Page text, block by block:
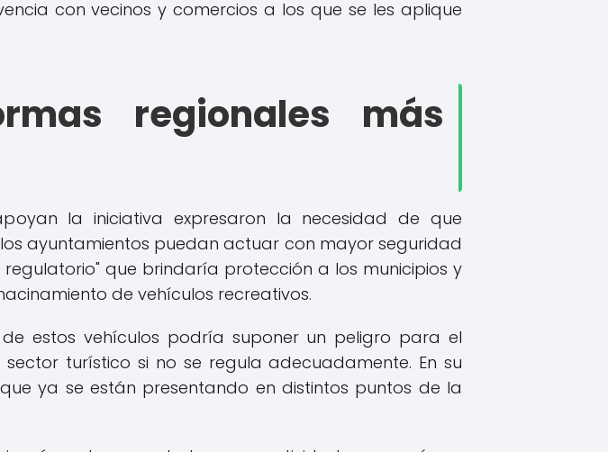
con vecinos y comercios a los que se les aplique
regionales más
la iniciativa expresaron la necesidad de que
ayuntamientos puedan actuar con mayor seguridad
que brindaría protección a los municipios y
de vehículos recreativos.
estos vehículos podría suponer un peligro para el
turístico si no se regula adecuadamente. En su
ya se están presentando en distintos puntos de la